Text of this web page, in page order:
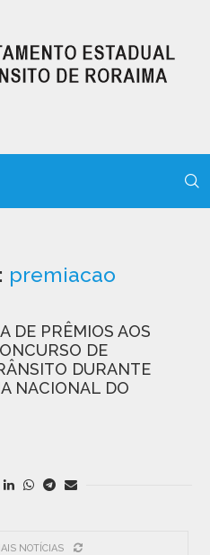
premiacao
DE PRÊMIOS AOS
DE
DURANTE
NACIONAL DO
NOTÍCIAS